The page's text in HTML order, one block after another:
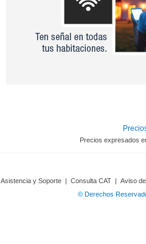
Precios expresados
Asistencia y Soporte | Consulta CAT | Aviso
© Derechos